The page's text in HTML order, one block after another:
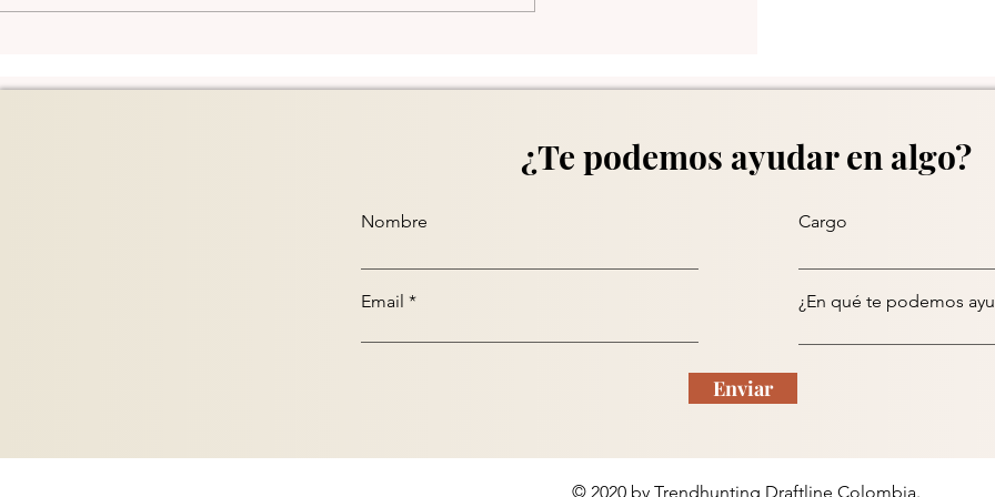
¿Te podemos ayudar en algo?
Nombre
Email
Cargo
¿En qué te podemos
Enviar
© 2020 by Trendhunting Draftline Colombia.